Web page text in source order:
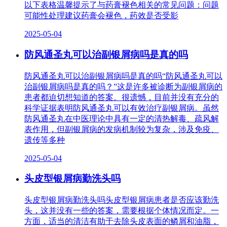
以下表格温馨提示了与药膏褪色相关的常见问题：问题
可能性处理建议药膏会褪色，药效是否受影
2025-05-04
防风通圣丸可以治副银屑病吗是真的吗
防风通圣丸可以治副银屑病吗是真的吗“防风通圣丸可以
治副银屑病吗是真的吗？”这是许多被诊断为副银屑病的
患者都迫切想知道的答案。很遗憾，目前并没有充分的
科学证据表明防风通圣丸可以有效治疗副银屑病。虽然
防风通圣丸在中医理论中具有一定的清热解毒、疏风解
表作用，但副银屑病的发病机制较为复杂，涉及免疫、
遗传等多种
2025-05-04
头皮型银屑病勤洗头吗
头皮型银屑病勤洗头吗头皮型银屑病患者是否应该勤洗
头，这并没有一些的答案，需要根据个体情况而定。一
方面，适当的清洁有助于去除头皮表面的鳞屑和油脂，